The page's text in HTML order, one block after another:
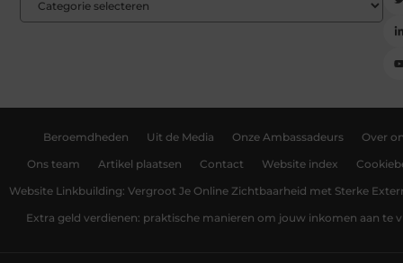
Beroemdheden Uit de Media Onze Ambassadeurs Over
Ons team Artikel plaatsen Contact Website index
Website Linkbuilding: Vergroot Je Online Zichtbaarheid met Sterke
Extra geld verdienen: praktische manieren om jouw inkomen aan te